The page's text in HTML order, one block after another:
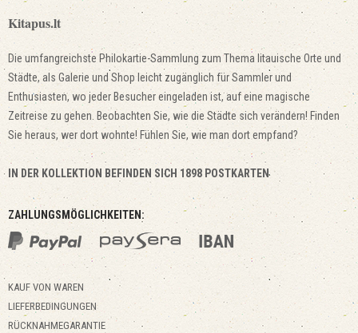
Kitapus.lt
Die umfangreichste Philokartie-Sammlung zum Thema litauische Orte und
Städte, als Galerie und Shop leicht zugänglich für Sammler und
Enthusiasten, wo jeder Besucher eingeladen ist, auf eine magische
Zeitreise zu gehen. Beobachten Sie, wie die Städte sich verändern! Finden
Sie heraus, wer dort wohnte! Fühlen Sie, wie man dort empfand?
IN DER KOLLEKTION BEFINDEN SICH 1898 POSTKARTEN
ZAHLUNGSMÖGLICHKEITEN:
KAUF VON WAREN
LIEFERBEDINGUNGEN
RÜCKNAHMEGARANTIE